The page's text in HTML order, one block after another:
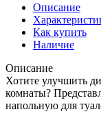
Описание
Как купить
Наличие
Описание
Хотите улучшить
комнаты?
напольную для